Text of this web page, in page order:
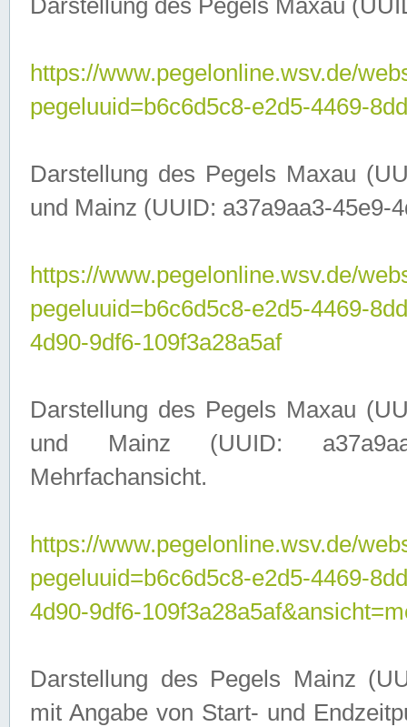
Darstellung des Pegels Maxau
https://www.pegelonline.wsv.de/
pegeluuid=b6c6d5c8-e2d5-4469-
Darstellung des Pegels Maxau
und Mainz (UUID: a37a9aa3-45e9-
https://www.pegelonline.wsv.de/
pegeluuid=b6c6d5c8-e2d5-4469-
4d90-9df6-109f3a28a5af
Darstellung des Pegels Maxau
und Mainz (UUID:
Mehrfachansicht.
https://www.pegelonline.wsv.de/
pegeluuid=b6c6d5c8-e2d5-4469-
4d90-9df6-
Darstellung des Pegels Mainz
mit Angabe von Start- und